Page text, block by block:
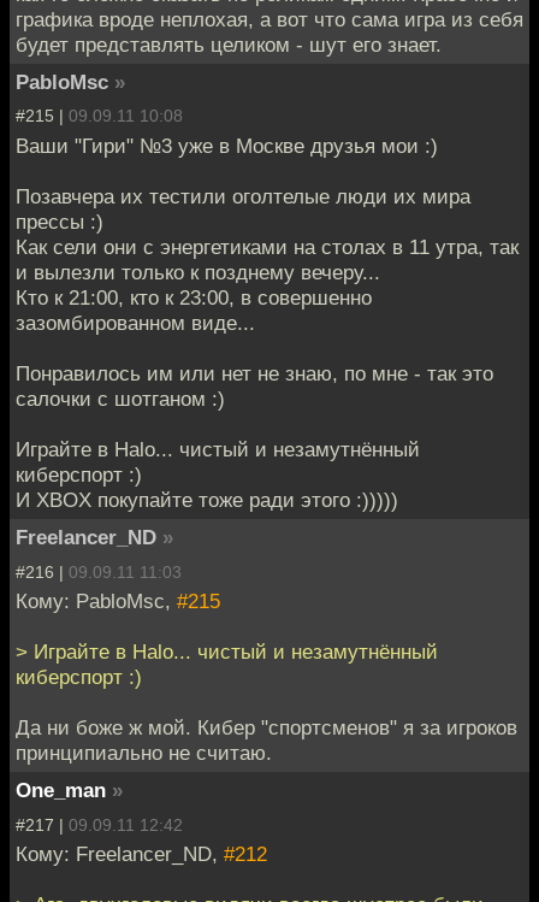
графика вроде неплохая, а вот что сама игра из себя
будет представлять целиком - шут его знает.
PabloMsc »
#215 | 09.09.11 10:08
Ваши "Гири" №3 уже в Москве друзья мои :)
Позавчера их тестили оголтелые люди их мира
прессы :)
Как сели они с энергетиками на столах в 11 утра, так
и вылезли только к позднему вечеру...
Кто к 21:00, кто к 23:00, в совершенно
зазомбированном виде...
Понравилось им или нет не знаю, по мне - так это
салочки с шотганом :)
Играйте в Halo... чистый и незамутнённый
киберспорт :)
И XBOX покупайте тоже ради этого :)))))
Freelancer_ND »
#216 | 09.09.11 11:03
Кому: PabloMsc, #215
> Играйте в Halo... чистый и незамутнённый
киберспорт :)
Да ни боже ж мой. Кибер "спортсменов" я за игроков
принципиально не считаю.
One_man »
#217 | 09.09.11 12:42
Кому: Freelancer_ND, #212